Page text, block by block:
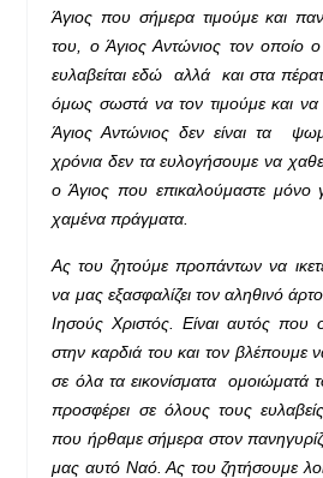
Άγιος που σήμερα τιμούμε και
του, ο Άγιος Αντώνιος τον οποίο
ευλαβείται εδώ αλλά και στα
όμως σωστά να τον τιμούμε και
Άγιος Αντώνιος δεν είναι τα
χρόνια δεν τα ευλογήσουμε να
ο Άγιος που επικαλούμαστε μόνο
χαμένα πράγματα.
Ας του ζητούμε προπάντων να
να μας εξασφαλίζει τον αληθινό
Ιησούς Χριστός. Είναι αυτός που
στην καρδιά του και τον βλέπουμε
σε όλα τα εικονίσματα ομοιώματά
προσφέρει σε όλους τους
που ήρθαμε σήμερα στον
μας αυτό Ναό. Ας του ζητήσουμε